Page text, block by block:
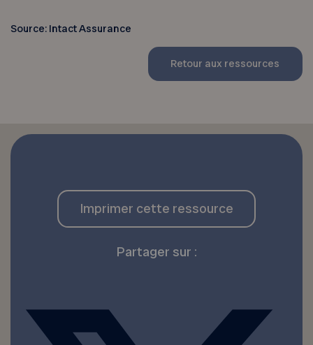
Source: Intact Assurance
Retour aux ressources
Imprimer cette ressource
Partager sur :